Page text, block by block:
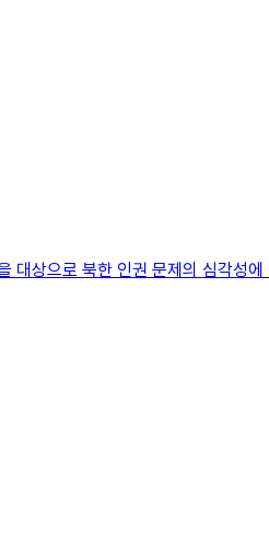
상으로 북한 인권 문제의 심각